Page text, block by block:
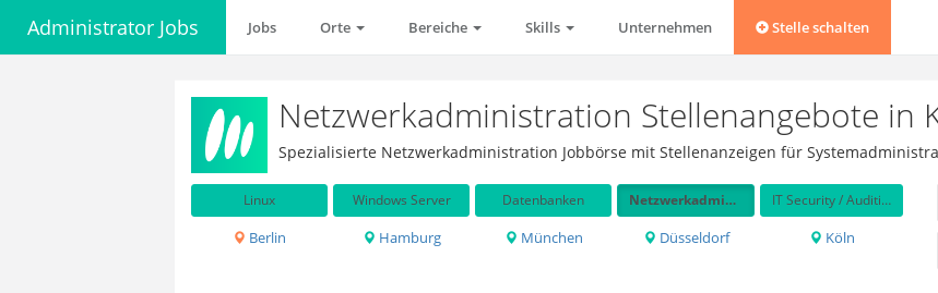
Administrator Jobs Jobs Orte Bereiche Skills Unternehmen Stelle schalten
Netzwerkadministration Stellenangebote in
Spezialisierte Netzwerkadministration Jobbörse mit Stellenanzeigen für
Linux Windows Server Datenbanken Netzwerkadministration IT Security / Auditing
Berlin Hamburg München Düsseldorf Köln